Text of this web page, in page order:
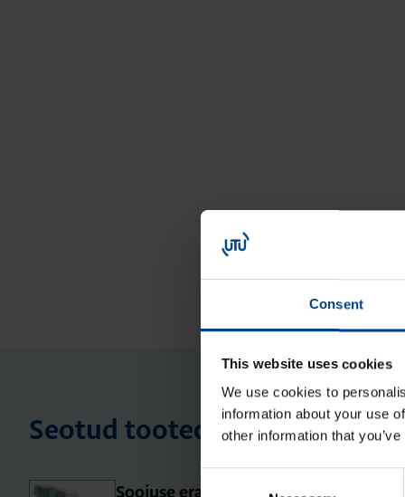
Consent
This website uses cookies
We use cookies to
information about your use
other information that
Seotud tooted
Soo­juse eral­daja, 0.5 moo­du­lit